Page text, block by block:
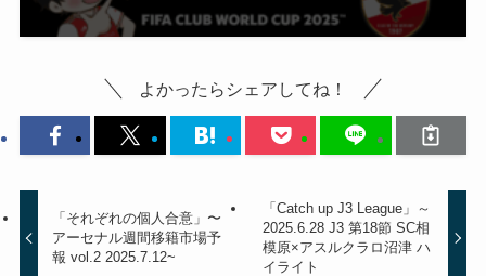
よかったらシェアしてね！
「それぞれの個人合意」〜
アーセナル週間移籍市場予
報 vol.2 2025.7.12~
「Catch up J3 League」～
2025.6.28 J3 第18節 SC相
模原×アスルクラロ沼津 ハ
イライト